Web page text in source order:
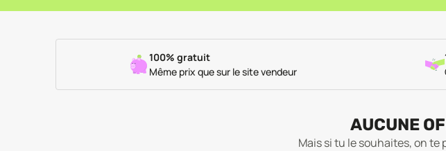
100% gratuit
Même prix que sur le site vendeur
AUCUNE
Mais si tu le souhaites, on